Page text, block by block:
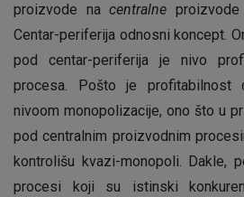
proizvode na centralne
Centar-periferija odnosni koncept.
pod centar-periferija je nivo
procesa. Pošto je profitabilnost
nivoom monopolizacije, ono što u
pod centralnim proizvodnim
kontrolišu kvazi-monopoli. Dakle,
procesi koji su istinski